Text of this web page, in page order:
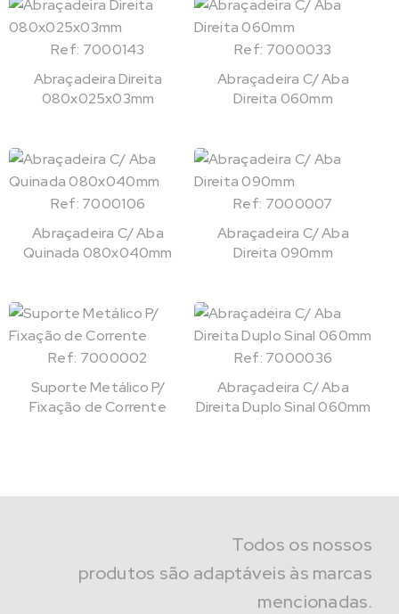
Ref: 7000143
Abraçadeira Direita
080x025x03mm
Ref: 7000033
Abraçadeira C/ Aba
Direita 060mm
Ref: 7000106
Abraçadeira C/ Aba
Quinada 080x040mm
Ref: 7000007
Abraçadeira C/ Aba
Direita 090mm
Ref: 7000002
Suporte Metálico P/
Fixação de Corrente
Ref: 7000036
Abraçadeira C/ Aba
Direita Duplo Sinal 060mm
Todos os nossos
produtos são adaptáveis às marcas
mencionadas.